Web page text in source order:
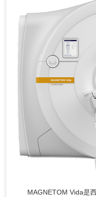
MAGNETOM Vida是